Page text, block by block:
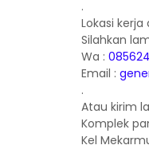
.
Lokasi
Silahkan
Wa :
Email :
.
Atau kirim
Komplek
Kel